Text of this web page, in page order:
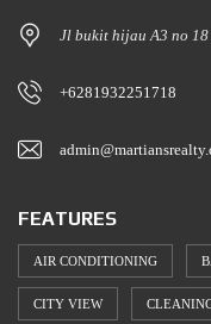
Jl bukit hijau A3 no
+6281932251718
FEATURES
AIR CONDITIONING
CITY VIEW